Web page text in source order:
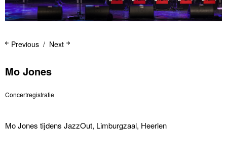
Next
Previous
Mo Jones
Concertregistratie
Mo Jones tijdens JazzOut, Limburgzaal, Heerlen